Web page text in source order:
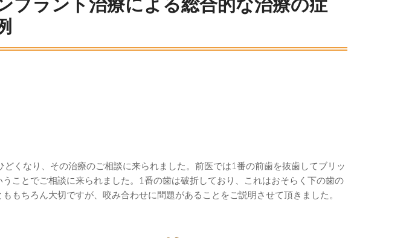
プラント治療による総合的な治療の症
くなり、その治療のご相談に来られました。前医では1番の前歯を抜歯してブリッ
ことでご相談に来られました。1番の歯は破折しており、これはおそらく下の歯の
もちろん大切ですが、咬み合わせに問題があることをご説明させて頂きました。